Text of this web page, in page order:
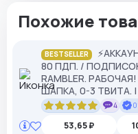
Похожие
BESTSELLER
80 ПДП. /
RAMBLER.
ШАПКА, 0-3 ТВИТА.
4
53,65 ₽